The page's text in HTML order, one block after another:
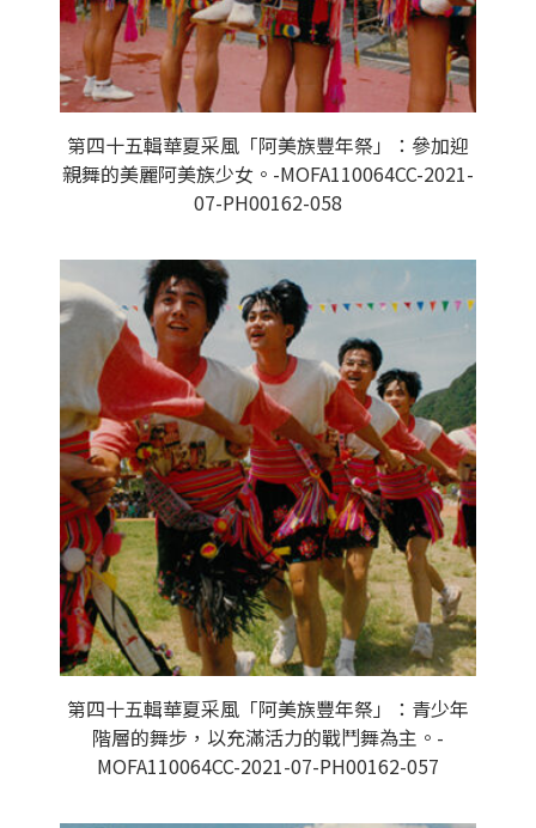
第四十五輯華夏采風「阿美族豐年祭」：參加迎
親舞的美麗阿美族少女。-MOFA110064CC-2021-
07-PH00162-058
第四十五輯華夏采風「阿美族豐年祭」：青少年
階層的舞步，以充滿活力的戰鬥舞為主。-
MOFA110064CC-2021-07-PH00162-057